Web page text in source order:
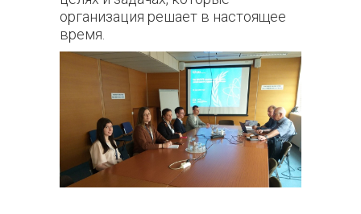
организация решает в настоящее
время.